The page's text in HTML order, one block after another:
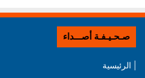
صـحـيـفـة أصـــداء
| الرئيسية